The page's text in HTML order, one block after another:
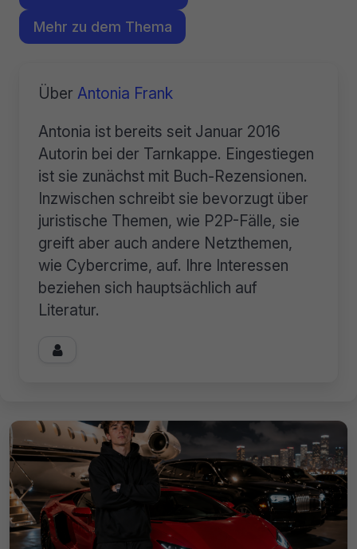
Mehr zu dem Thema
Über Antonia Frank
Antonia ist bereits seit Januar 2016
Autorin bei der Tarnkappe. Eingestiegen
ist sie zunächst mit Buch-Rezensionen.
Inzwischen schreibt sie bevorzugt über
juristische Themen, wie P2P-Fälle, sie
greift aber auch andere Netzthemen,
wie Cybercrime, auf. Ihre Interessen
beziehen sich hauptsächlich auf
Literatur.
